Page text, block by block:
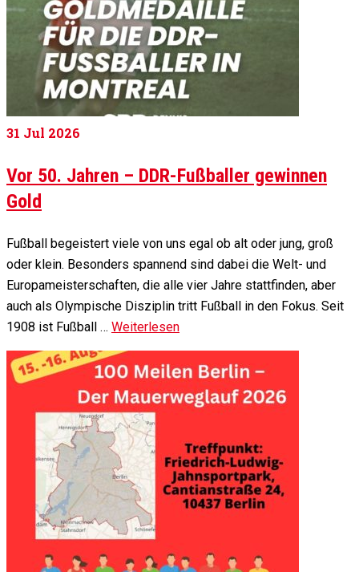
31 Jul 2026
Vor 50. Jahren – DDR-Fußballer gewinnen
Gold
Fußball begeistert viele von uns egal ob alt oder jung, groß
oder klein. Besonders spannend sind dabei die Welt- und
Europameisterschaften, die alle vier Jahre stattfinden, aber
auch als Olympische Disziplin tritt Fußball in den Fokus. Seit
1908 ist Fußball … Weiterlesen